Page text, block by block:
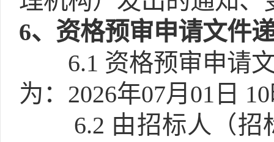
6、资格预审申请文件
6.1 资格预审申请
为：2026年07月01日
6.2 由招标人（招